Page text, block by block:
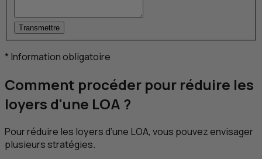
Transmettre
* Information obligatoire
Comment procéder pour réduire les
loyers d'une LOA ?
Pour réduire les loyers d’une LOA, vous pouvez envisager
plusieurs stratégies.